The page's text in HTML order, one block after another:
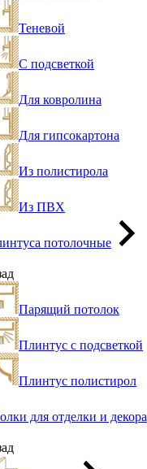
Теневой
С подсветкой
Для ковролина
Для гипсокартона
Из полистирола
Из ПВХ
потолочные
Парящий потолок
Плинтус с подсветкой
Плинтус полистирол
для отделки и декора